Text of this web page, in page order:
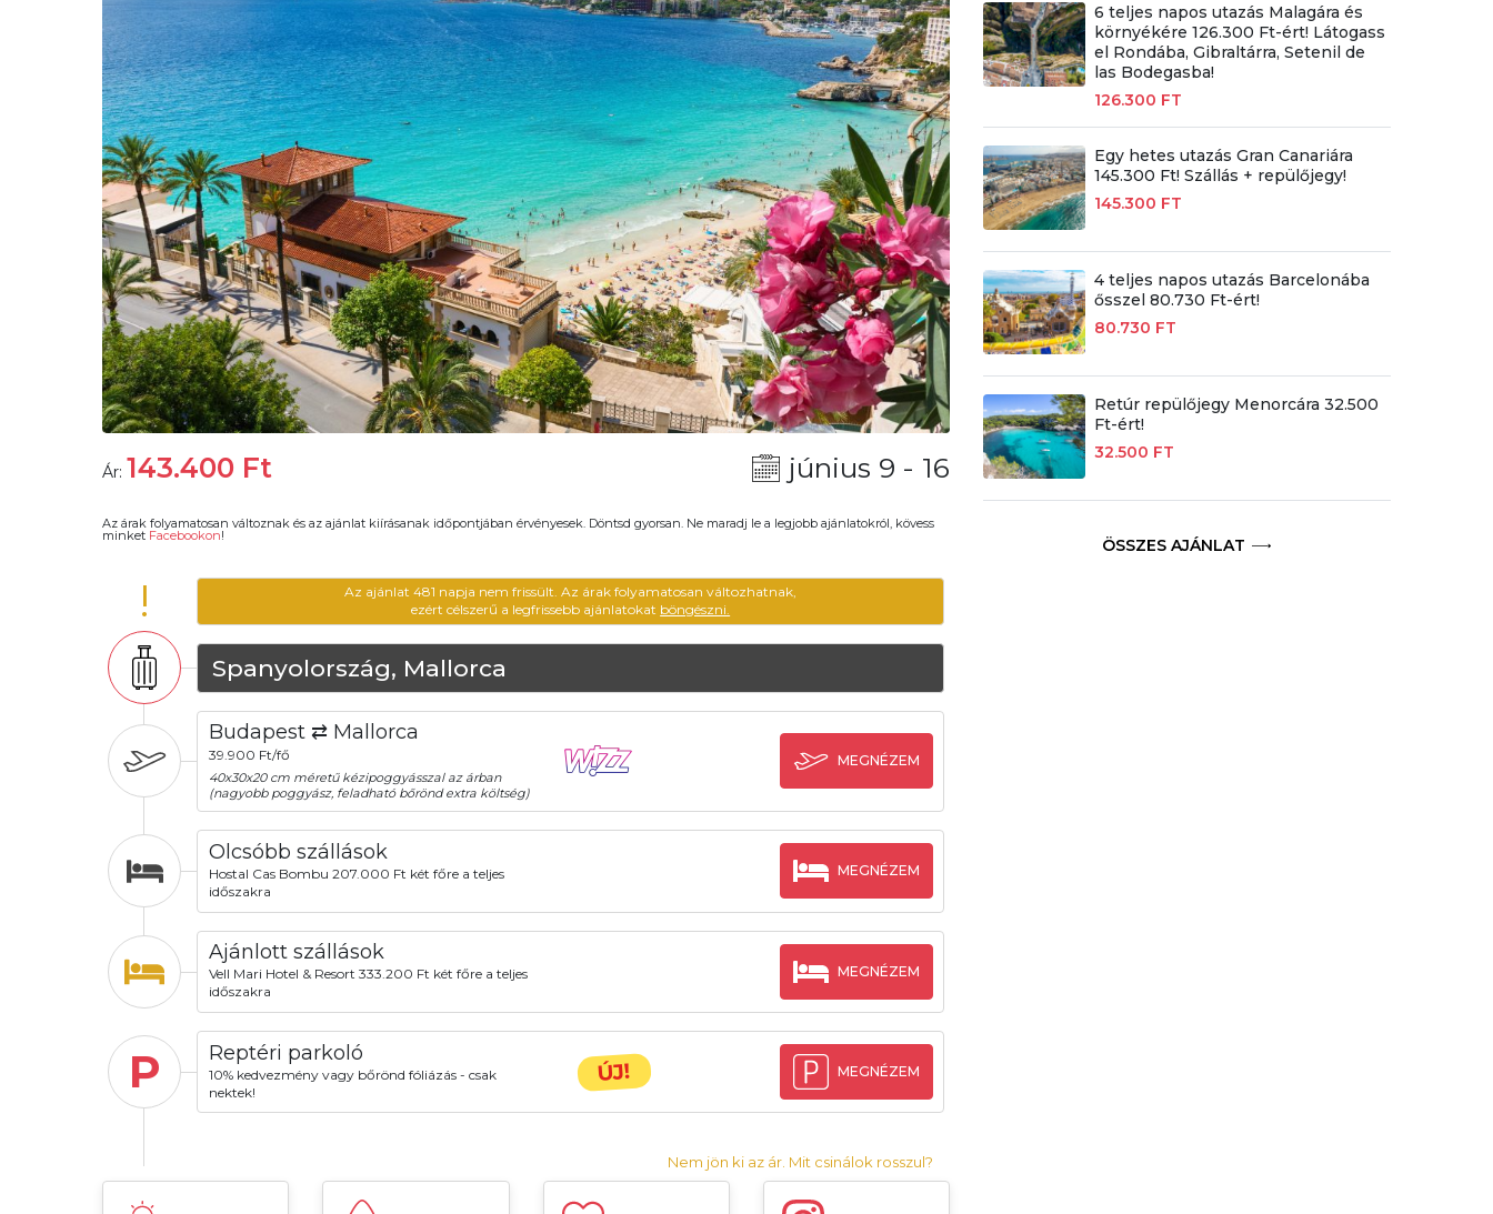
Ár: 143.400 Ft június 9 - 16
Az árak folyamatosan változnak és az ajánlat kiírásanak időpontjában érvényesek. Döntsd gyorsan. Ne maradj le a legjobb ajánlatokról, kövess
minket Facebookon!
!
Az ajánlat 481 napja nem frissült. Az árak folyamatosan változhatnak,
ezért célszerű a legfrissebb ajánlatokat böngészni.
Spanyolország, Mallorca
Budapest ⇄ Mallorca
39.900 Ft/fő
40x30x20 cm méretű kézipoggyásszal az árban
(nagyobb poggyász, feladható bőrönd extra költség)
MEGNÉZEM
Olcsóbb szállások
Hostal Cas Bombu 207.000 Ft két főre a teljes
időszakra
MEGNÉZEM
Ajánlott szállások
Vell Mari Hotel & Resort 333.200 Ft két főre a teljes
időszakra
MEGNÉZEM
P Reptéri parkoló
10% kedvezmény vagy bőrönd fóliázás - csak
nektek!
ÚJ! MEGNÉZEM
Nem jön ki az ár. Mit csinálok rosszul?
6 teljes napos utazás Malagára és
környékére 126.300 Ft-ért! Látogass
el Rondába, Gibraltárra, Setenil de
las Bodegasba!
126.300 FT
Egy hetes utazás Gran Canariára
145.300 Ft! Szállás + repülőjegy!
145.300 FT
4 teljes napos utazás Barcelonába
ősszel 80.730 Ft-ért!
80.730 FT
Retúr repülőjegy Menorcára 32.500
Ft-ért!
32.500 FT
ÖSSZES AJÁNLAT